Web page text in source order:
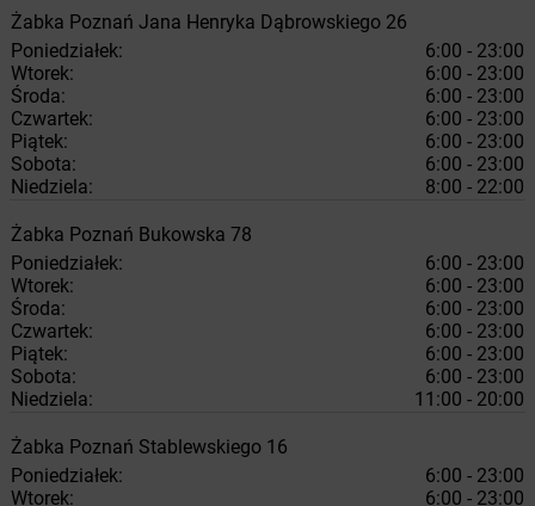
Żabka Poznań Jana Henryka Dąbrowskiego 26
Poniedziałek:
6:00 - 23:00
Wtorek:
6:00 - 23:00
Środa:
6:00 - 23:00
Czwartek:
6:00 - 23:00
Piątek:
6:00 - 23:00
Sobota:
6:00 - 23:00
Niedziela:
8:00 - 22:00
Żabka Poznań Bukowska 78
Poniedziałek:
6:00 - 23:00
Wtorek:
6:00 - 23:00
Środa:
6:00 - 23:00
Czwartek:
6:00 - 23:00
Piątek:
6:00 - 23:00
Sobota:
6:00 - 23:00
Niedziela:
11:00 - 20:00
Żabka Poznań Stablewskiego 16
Poniedziałek:
6:00 - 23:00
Wtorek:
6:00 - 23:00